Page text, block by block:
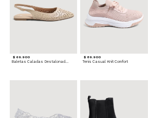
$ 69.900
Baletas Caladas Destalonadas
$ 89.900
Tenis Casual Knit Comfort